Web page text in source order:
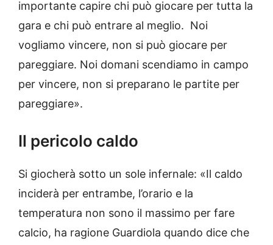
importante capire chi può giocare per tutta la
gara e chi può entrare al meglio. Noi
vogliamo vincere, non si può giocare per
pareggiare. Noi domani scendiamo in campo
per vincere, non si preparano le partite per
pareggiare».
Il pericolo caldo
Si giocherà sotto un sole infernale: «Il caldo
inciderà per entrambe, l’orario e la
temperatura non sono il massimo per fare
calcio, ha ragione Guardiola quando dice che